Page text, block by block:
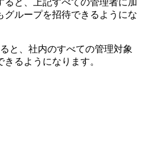
グループを招待できるようにな
と、社内のすべての管理対象
るようになります。